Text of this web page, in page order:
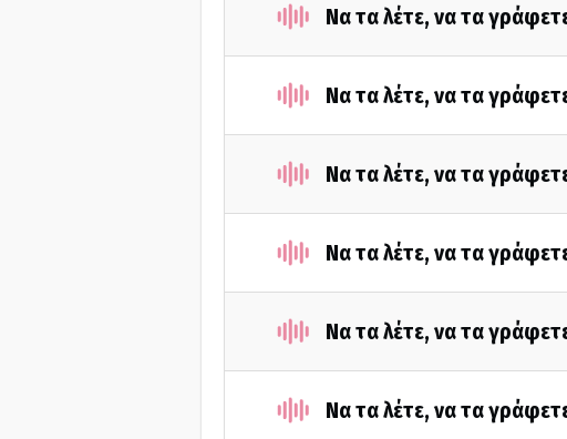
Να τα λέτε, να τα
Να τα λέτε, να τα
Να τα λέτε, να τα
Να τα λέτε, να τα
Να τα λέτε, να τα
Να τα λέτε, να τα